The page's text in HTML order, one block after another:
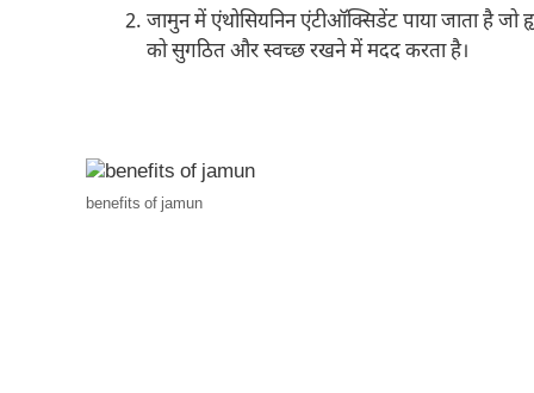
जामुन में एंथोसियनिन एंटीऑक्सिडेंट पाया जाता है जो
को सुगठित और स्वच्छ रखने में मदद करता है।
benefits of jamun